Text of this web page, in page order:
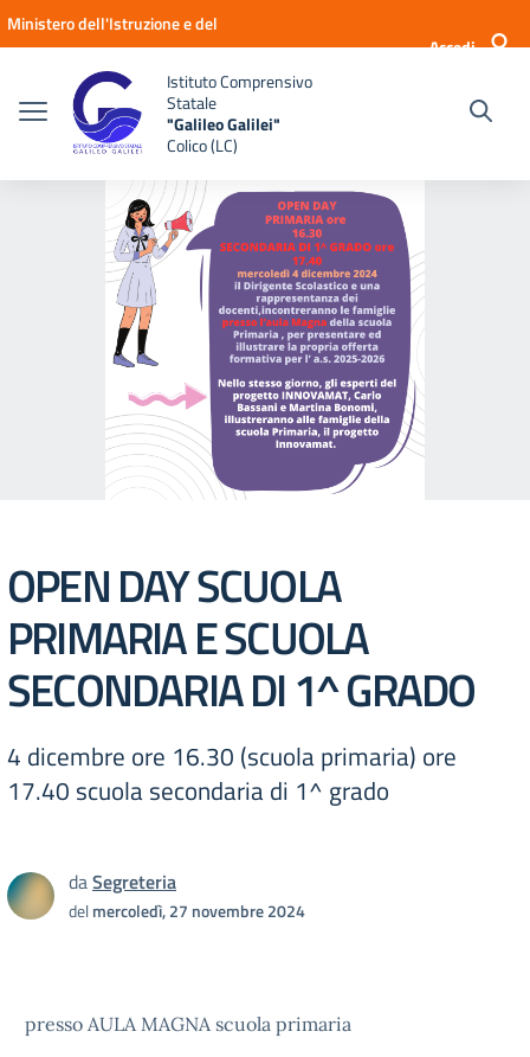
Vai ai contenuti
Vai al menu di navigazione
Vai al footer
Ministero dell'Istruzione e del
Accedi
Istituto Comprensivo
Statale
"Galileo Galilei"
Colico (LC)
OPEN DAY SCUOLA
PRIMARIA E SCUOLA
SECONDARIA DI 1^ GRADO
4 dicembre ore 16.30 (scuola primaria) ore
17.40 scuola secondaria di 1^ grado
daSegreteria
delmercoledì, 27 novembre 2024
presso AULA MAGNA scuola primaria